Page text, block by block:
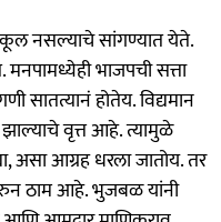
नसल्याचे सांगण्यात येते.
भाजपची सत्ता
सातत्यानं होतेय. विद्यमान
वृत्त आहे. त्यामुळे
असा आग्रह धरला जातोय. तर
ठाम आहे. भुजबळ यांनी